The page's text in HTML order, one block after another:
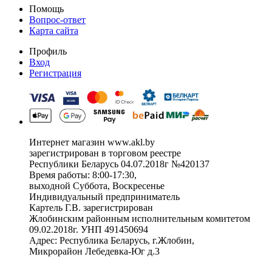
Помощь
Вопрос-ответ
Карта сайта
Профиль
Вход
Регистрация
Интернет магазин www.akl.by
зарегистрирован в торговом реестре
Республики Беларусь 04.07.2018г №420137
Время работы: 8:00-17:30,
выходной Суббота, Воскресенье
Индивидуальный предприниматель
Картель Г.В. зарегистрирован
Жлобинским районным исполнительным комитетом
09.02.2018г. УНП 491450694
Адрес: Республика Беларусь, г.Жлобин,
Микрорайон Лебедевка-Юг д.3